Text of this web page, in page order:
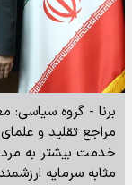
برنا - گروه سیاسی:
مراجع تقلید و
خدمت بیشتر به
مثابه سرمایه